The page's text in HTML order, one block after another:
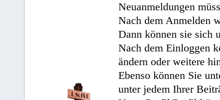
Neuanmeldungen
Nach dem Anmelden
Dann können sie sich
Nach dem Einloggen
ändern oder weitere
Ebenso können Sie
unter jedem Ihrer